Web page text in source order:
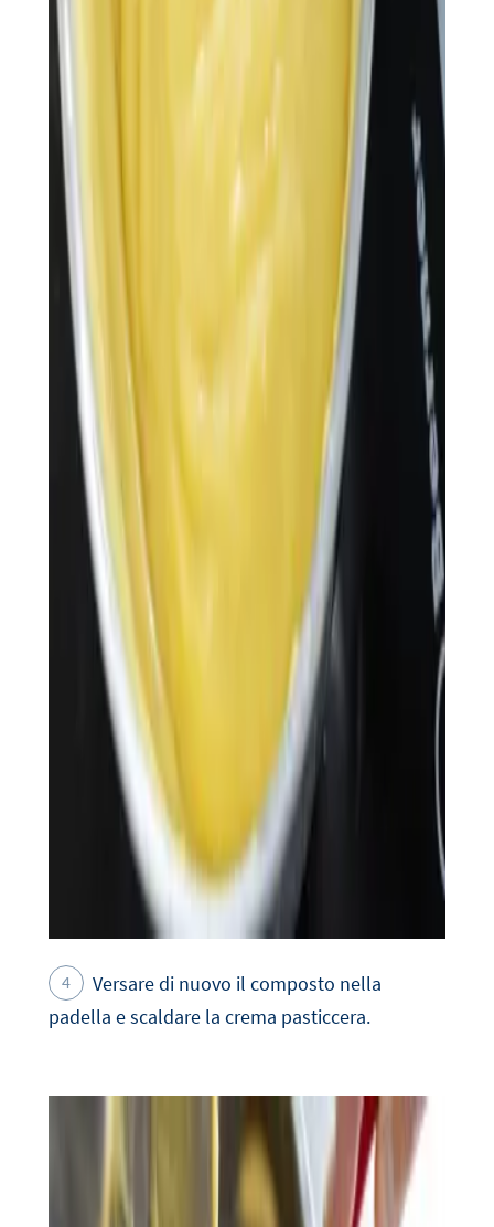
Versare di nuovo il composto nella
padella e scaldare la crema pasticcera.